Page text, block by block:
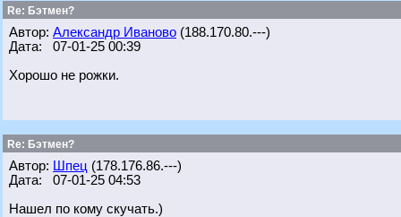
Re: Бэтмен?
Автор: Александр Иваново (188.170.80.---)
Дата: 07-01-25 00:39
Хорошо не рожки.
Re: Бэтмен?
Автор: Шпец (178.176.86.---)
Дата: 07-01-25 04:53
Нашел по кому скучать.)